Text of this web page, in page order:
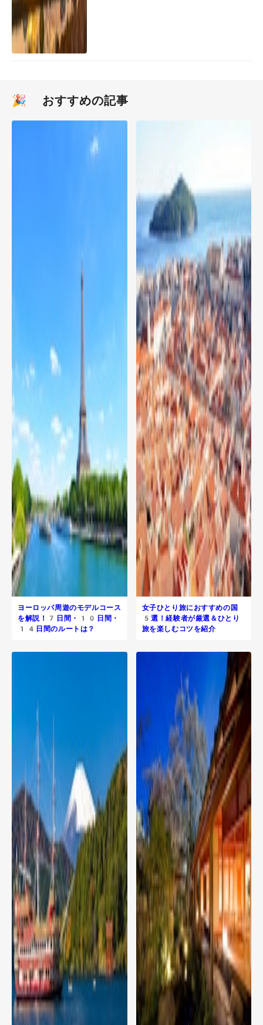
🎉 おすすめの記事
ヨーロッパ周遊のモデルコース
を解説！7日間・10日間・
14日間のルートは？
女子ひとり旅におすすめの国
5選！経験者が厳選＆ひとり
旅を楽しむコツを紹介